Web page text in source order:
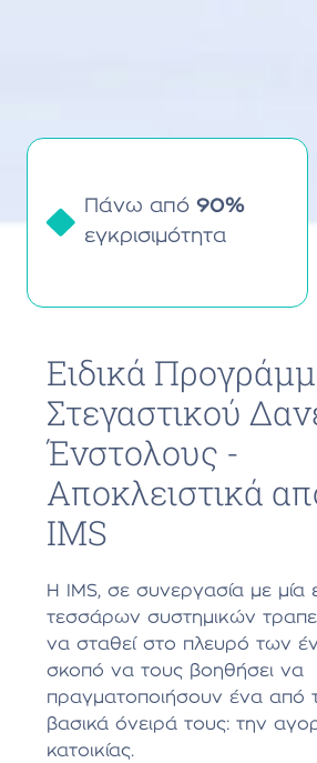
Πάνω από 90%
εγκρισιμότητα
Ειδικά
Στεγαστικού
Ένστολους -
Αποκλειστικά
IMS
Η IMS, σε συνεργασία με μία
τεσσάρων συστημικών
να σταθεί στο πλευρό των
σκοπό να τους βοηθήσει να
πραγματοποιήσουν ένα από
βασικά όνειρά τους: την
κατοικίας.